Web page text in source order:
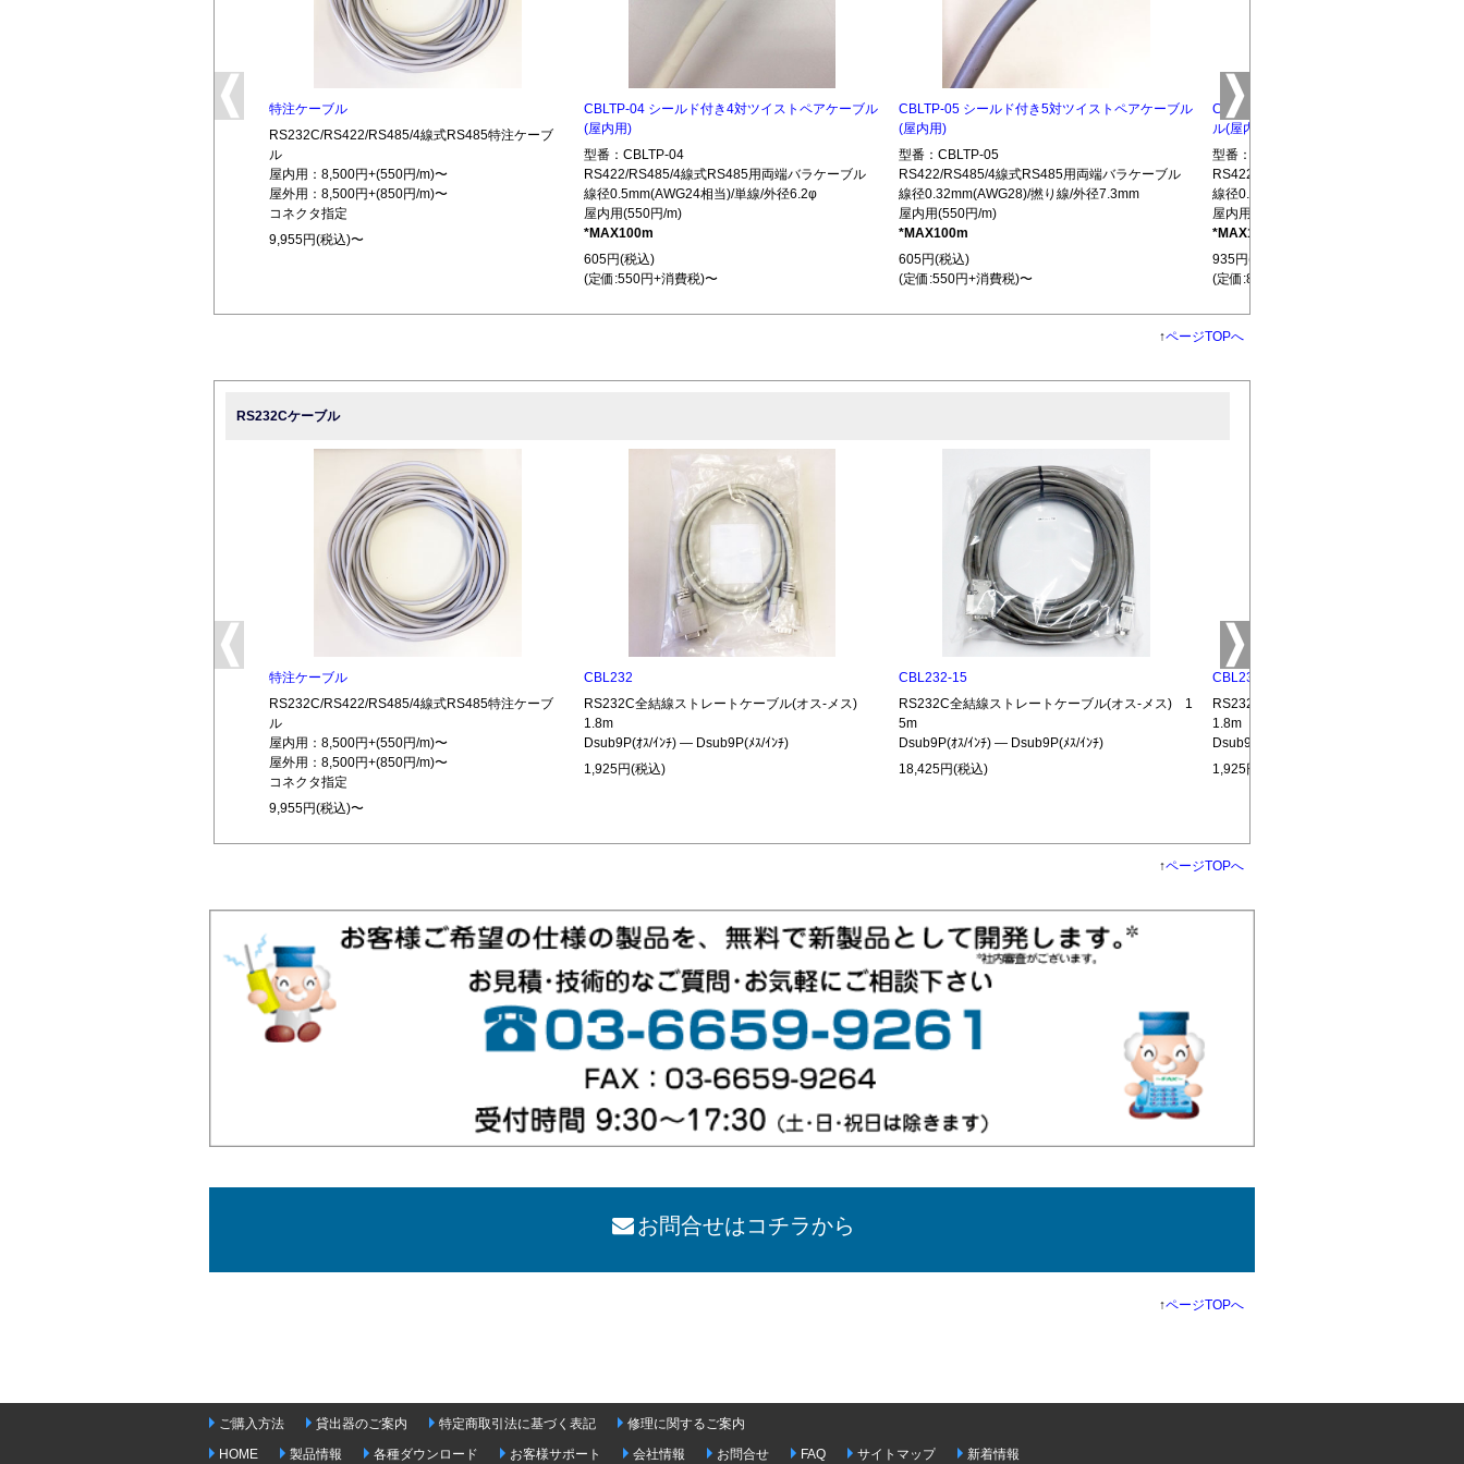
特注ケーブル
RS232C/RS422/RS485/4線式RS485特注ケーブ
ル
屋内用：8,500円+(550円/m)〜
屋外用：8,500円+(850円/m)〜
コネクタ指定
9,955円(税込)〜
CBLTP-04 シールド付き4対ツイストペアケーブル
(屋内用)
型番：CBLTP-04
RS422/RS485/4線式RS485用両端バラケーブル
線径0.5mm(AWG24相当)/単線/外径6.2φ
屋内用(550円/m)
*MAX100m
605円(税込)
(定価:550円+消費税)〜
CBLTP-05 シールド付き5対ツイストペアケーブル
(屋内用)
型番：CBLTP-05
RS422/RS485/4線式RS485用両端バラケーブル
線径0.32mm(AWG28)/撚り線/外径7.3mm
屋内用(550円/m)
*MAX100m
605円(税込)
(定価:550円+消費税)〜
CBLTP-10 シールド付き10対ツイストペ
ル(屋内用)
型番：CBLTP-10
RS422/RS485/4線式RS485用両端バラケ
線径0.32mm(AWG28)/撚り線/外径12.7mm
屋内用(850円/m)
*MAX100m
935円(税込)
(定価:850円+消費税)〜
↑ページTOPへ
RS232Cケーブル
特注ケーブル
RS232C/RS422/RS485/4線式RS485特注ケーブ
ル
屋内用：8,500円+(550円/m)〜
屋外用：8,500円+(850円/m)〜
コネクタ指定
9,955円(税込)〜
CBL232
RS232C全結線ストレートケーブル(オス-メス)
1.8m
Dsub9P(ｵｽ/ｲﾝﾁ) ― Dsub9P(ﾒｽ/ｲﾝﾁ)
1,925円(税込)
CBL232-15
RS232C全結線ストレートケーブル(オス-メス) 1
5m
Dsub9P(ｵｽ/ｲﾝﾁ) ― Dsub9P(ﾒｽ/ｲﾝﾁ)
18,425円(税込)
CBL232-MM
RS232C全結線ストレートケーブル(オ
1.8m
Dsub9P(ｵｽ/ｲﾝﾁ) ― Dsub9P(ｵｽ/ｲﾝﾁ)
1,925円(税込)
↑ページTOPへ
お問合せはコチラから
↑ページTOPへ
ご購入方法 貸出器のご案内 特定商取引法に基づく表記
修理に関するご案内
HOME
製品情報 各種ダウンロード お客様サポート 会社情報 お問合せ FAQ サイトマップ 新着情報